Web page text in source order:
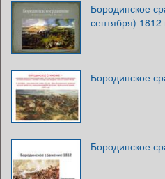
Бородинское
сентября) 1812
Бородинское
Бородинское